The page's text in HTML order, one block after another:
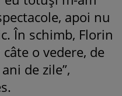
apoi nu
În schimb, Florin
o vedere, de
de zile”,